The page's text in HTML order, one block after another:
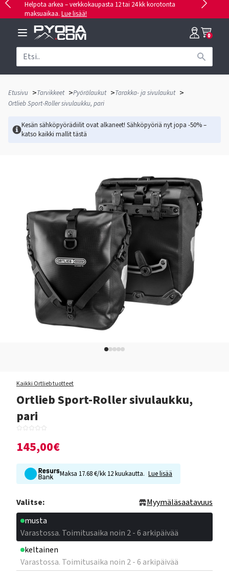
Helpota arkea – verkkokaupasta 12 tai 24 kk korotonta
maksuaikaa. Lue lisää!
0
Etusivu >Tarvikkeet >Pyörälaukut >Tarakka- ja sivulaukut >
Ortlieb Sport-Roller sivulaukku, pari
Kesän sähköpyörädiilit ovat alkaneet! Sähköpyöriä nyt jopa -50% –
katso kaikki mallittästä
Kaikki Ortlieb tuotteet
Ortlieb Sport-Roller sivulaukku,
pari
145,00€
Maksa 17.68 €/kk 12 kuukautta. Lue lisää
Valitse:
Myymäläsaatavuus
musta
Varastossa. Toimitusaika noin 2 - 6 arkipäivää
keltainen
Varastossa. Toimitusaika noin 2 - 6 arkipäivää